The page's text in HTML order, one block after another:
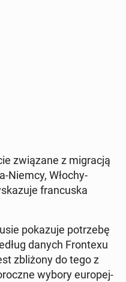
zwią­za­ne z mi­gra­cją
Niemcy, Włochy-
fran­cu­ska
po­ka­zu­je po­trze­bę
danych Fron­te­xu
zbli­żo­ny do tego z
wybory eu­ro­pej­